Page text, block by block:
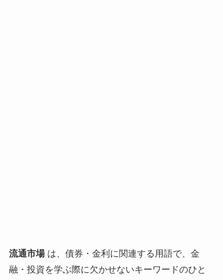
流通市場は、債券・金利に関連する用語で、金
融・投資を学ぶ際に欠かせないキーワードのひと